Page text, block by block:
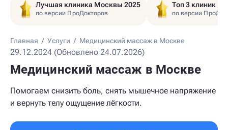
Лучшая клиника Москвы 2025
по версии ПроДокторов
Топ 3 клиник
по версии
Главная / Услуги / Медицинский массаж в Москве
29.12.2024 (Обновлено 24.07.2026)
Медицинский массаж в Москве
Помогаем снизить боль, снять мышечное напряжение
и вернуть телу ощущение лёгкости.